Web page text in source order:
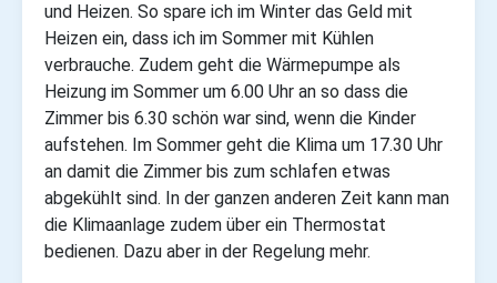
und Heizen. So spare ich im Winter das Geld mit
Heizen ein, dass ich im Sommer mit Kühlen
verbrauche. Zudem geht die Wärmepumpe als
Heizung im Sommer um 6.00 Uhr an so dass die
Zimmer bis 6.30 schön war sind, wenn die Kinder
aufstehen. Im Sommer geht die Klima um 17.30 Uhr
an damit die Zimmer bis zum schlafen etwas
abgekühlt sind. In der ganzen anderen Zeit kann man
die Klimaanlage zudem über ein Thermostat
bedienen. Dazu aber in der Regelung mehr.